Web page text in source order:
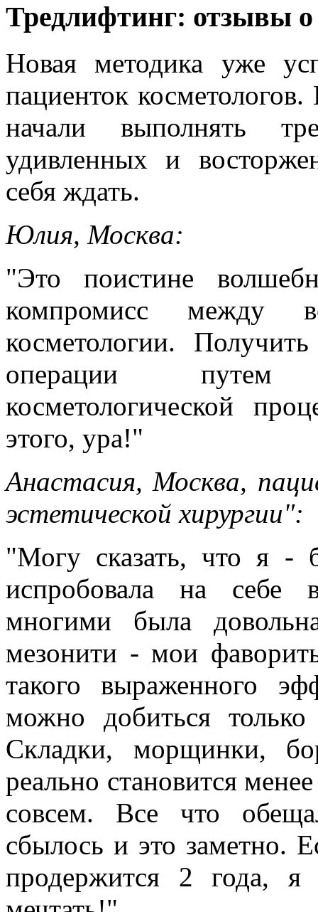
Тредлифтинг: отзывы о
Новая методика уже
пациенток
начали выполнять
удивленных и
себя ждать.
Юлия, Москва:
"Это поистине
компромисс между
косметологии.
операции путем
косметологической
этого, ура!"
Анастасия, Москва,
эстетической хирургии":
"Могу сказать, что я -
испробовала на себе
многими была
мезонити - мои
такого выраженного
можно добиться
Складки, морщинки,
реально становится
совсем. Все что
сбылось и это заметно.
продержится 2 года,